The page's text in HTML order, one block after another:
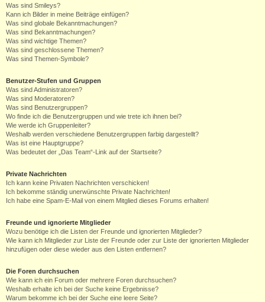
Was sind Smileys?
Kann ich Bilder in meine Beiträge einfügen?
Was sind globale Bekanntmachungen?
Was sind Bekanntmachungen?
Was sind wichtige Themen?
Was sind geschlossene Themen?
Was sind Themen-Symbole?
Benutzer-Stufen und Gruppen
Was sind Administratoren?
Was sind Moderatoren?
Was sind Benutzergruppen?
Wo finde ich die Benutzergruppen und wie trete ich ihnen bei?
Wie werde ich Gruppenleiter?
Weshalb werden verschiedene Benutzergruppen farbig dargestellt?
Was ist eine Hauptgruppe?
Was bedeutet der „Das Team“-Link auf der Startseite?
Private Nachrichten
Ich kann keine Privaten Nachrichten verschicken!
Ich bekomme ständig unerwünschte Private Nachrichten!
Ich habe eine Spam-E-Mail von einem Mitglied dieses Forums erhalten!
Freunde und ignorierte Mitglieder
Wozu benötige ich die Listen der Freunde und ignorierten Mitglieder?
Wie kann ich Mitglieder zur Liste der Freunde oder zur Liste der ignorierten Mitglieder
hinzufügen oder diese wieder aus den Listen entfernen?
Die Foren durchsuchen
Wie kann ich ein Forum oder mehrere Foren durchsuchen?
Weshalb erhalte ich bei der Suche keine Ergebnisse?
Warum bekomme ich bei der Suche eine leere Seite?